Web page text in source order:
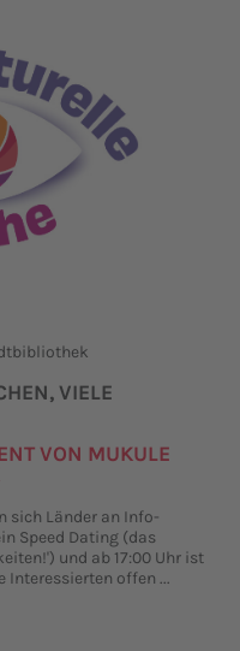
VIELE
VON MUKULE
sich Länder an Info-
Speed Dating (das
und ab 17:00 Uhr ist
Interessierten offen ...